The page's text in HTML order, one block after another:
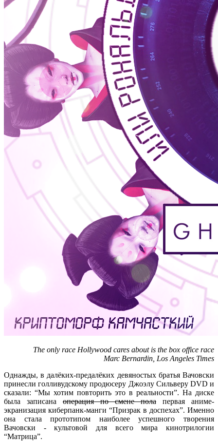
The only race Hollywood cares about is the box office race
Marc Bernardin, Los Angeles Times
Однажды, в далёких-предалёких девяностых братья Вачовски
принесли голливудскому продюсеру Джоэлу Сильверу DVD и
сказали: “Мы хотим повторить это в реальности”. На диске
была записана операция по смене пола первая аниме-
экранизация киберпанк-манги “Призрак в доспехах”. Именно
она стала прототипом наиболее успешного творения
Вачовски - культовой для всего мира кинотрилогии
“Матрица”.